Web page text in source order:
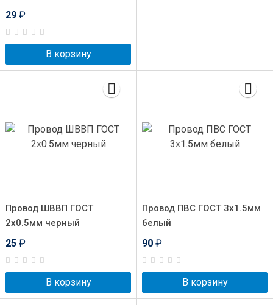
29 ₽
В корзину
Провод ШВВП ГОСТ
2x0.5мм черный
25 ₽
В корзину
Провод ПВС ГОСТ 3x1.5мм
белый
90 ₽
В корзину